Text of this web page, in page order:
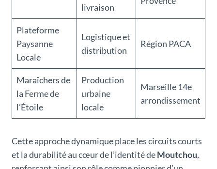
livraison
Plateforme
Paysanne
Locale
Logistique et
distribution
Région PACA
Maraîchers de
la Ferme de
l’Étoile
Production
urbaine
locale
Marseille 14e
arrondissement
Cette approche dynamique place les circuits courts
et la durabilité au cœur de l’identité deMoutchou,